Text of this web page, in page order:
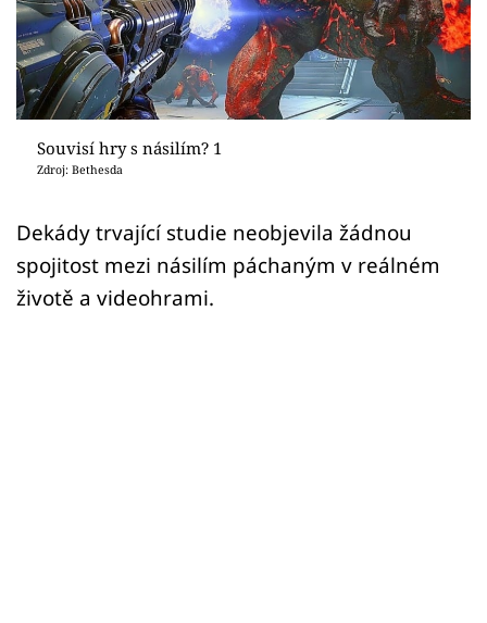
Sledujte prima+
Přihlášení
Souvisí hry s násilím? 1
Zdroj: Bethesda
Dekády trvající studie neobjevila žádnou
spojitost mezi násilím páchaným v reálném
životě a videohrami.